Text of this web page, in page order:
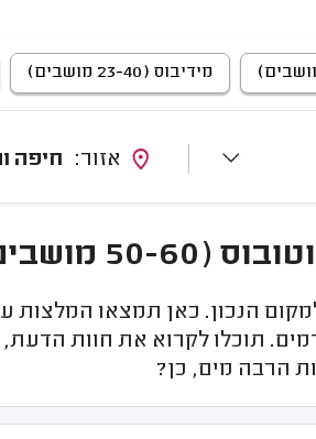
מידיבוס (23-40 מושבים)
חיפה
מושבים)
הנכון. כאן תמצאו המלצות
תוכלו לקרוא את חוות
הרבה מים, כן?